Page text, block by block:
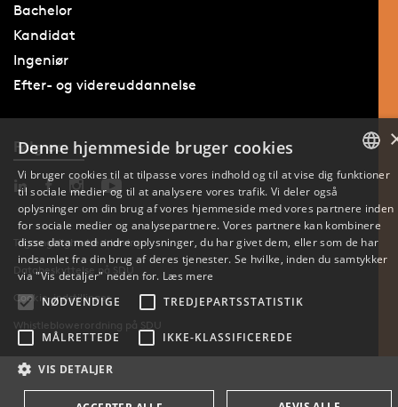
Bachelor
Kandidat
Ingeniør
Efter- og videreuddannelse
Følg os
Tilgængelighedserklæring
Databeskyttelse på SDU
Cookie-indstillinger
Whistleblowerordning på SDU
ENGLISH
Denne hjemmeside bruger cookies
Vi bruger cookies til at tilpasse vores indhold og til at vise dig funktioner
til sociale medier og til at analysere vores trafik. Vi deler også
oplysninger om din brug af vores hjemmeside med vores partnere inden
for sociale medier og analysepartnere. Vores partnere kan kombinere
disse data med andre oplysninger, du har givet dem, eller som de har
indsamlet fra din brug af deres tjenester. Se hvilke, inden du samtykker
via "Vis detaljer" neden for. Læs mere
NØDVENDIGE
TREDJEPARTSSTATISTIK
MÅLRETTEDE IKKE-KLASSIFICEREDE
VIS DETALJER